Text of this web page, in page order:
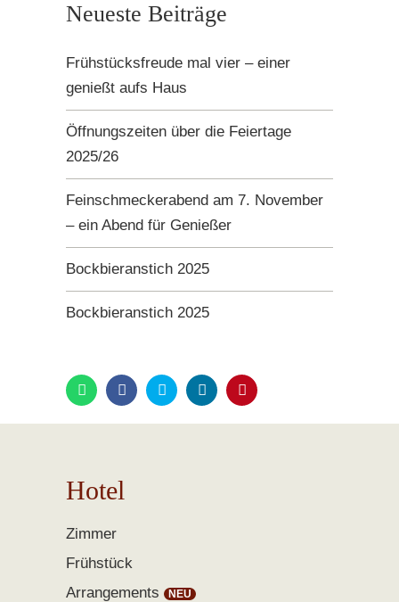
Neueste Beiträge
Frühstücksfreude mal vier – einer
genießt aufs Haus
Öffnungszeiten über die Feiertage
2025/26
Feinschmeckerabend am 7. November
– ein Abend für Genießer
Bockbieranstich 2025
Bockbieranstich 2025
Hotel
Zimmer
Frühstück
Arrangements